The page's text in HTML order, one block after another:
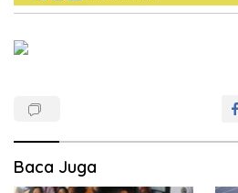
Baca Juga